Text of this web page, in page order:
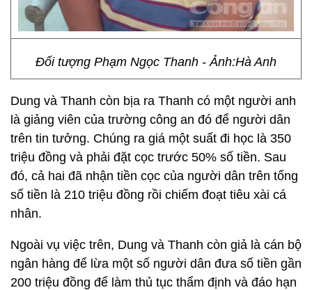
Đối tượng Phạm Ngọc Thanh - Ảnh:Hà Anh
Dung và Thanh còn bịa ra Thanh có một người anh
là giảng viên của trường công an đó để người dân
trên tin tưởng. Chúng ra giá một suất đi học là 350
triệu đồng và phải đặt cọc trước 50% số tiền. Sau
đó, cả hai đã nhận tiền cọc của người dân trên tổng
số tiền là 210 triệu đồng rồi chiếm đoạt tiêu xài cá
nhân.
Ngoài vụ việc trên, Dung và Thanh còn giả là cán bộ
ngân hàng để lừa một số người dân đưa số tiền gần
200 triệu đồng để làm thủ tục thẩm định và đáo hạn